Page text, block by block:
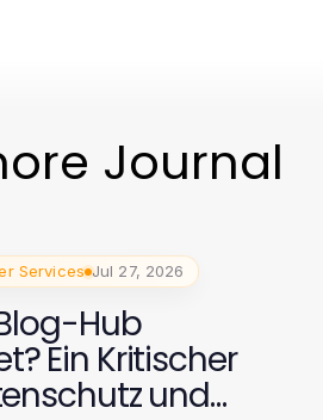
Journal
Services Jul 27, 2026
Hub
Ein Kritischer
und